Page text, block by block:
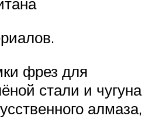
фрез для
стали и чугуна
алмаза,